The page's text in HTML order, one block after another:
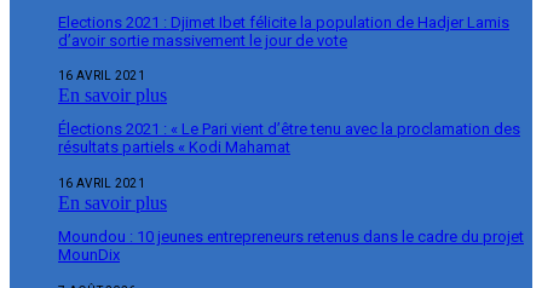
Elections 2021 : Djimet Ibet félicite la population de Hadjer Lamis
d’avoir sortie massivement le jour de vote
16 AVRIL 2021
En savoir plus
Élections 2021 : « Le Pari vient d’être tenu avec la proclamation des
résultats partiels « Kodi Mahamat
16 AVRIL 2021
En savoir plus
Moundou : 10 jeunes entrepreneurs retenus dans le cadre du projet
MounDix